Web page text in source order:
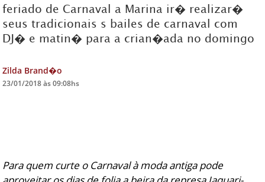
DICAS DE VIAGEM
QUEM SOMOS
feriado de Carnaval a Marina ir� realizar�
seus tradicionais s bailes de carnaval com
DJ� e matin� para a crian�ada no domingo
Zilda Brand�o
23/01/2018 às 09:08hs
Para quem curte o Carnaval à moda antiga pode